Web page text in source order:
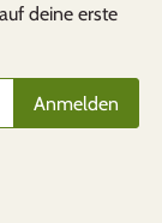
auf deine erste